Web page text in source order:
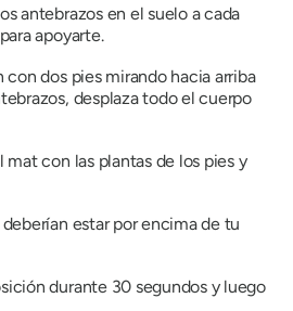
antebrazos en el suelo a cada
apoyarte.
con dos pies mirando hacia arriba
desplaza todo el cuerpo
mat con las plantas de los pies y
deberían estar por encima de tu
durante 30 segundos y luego